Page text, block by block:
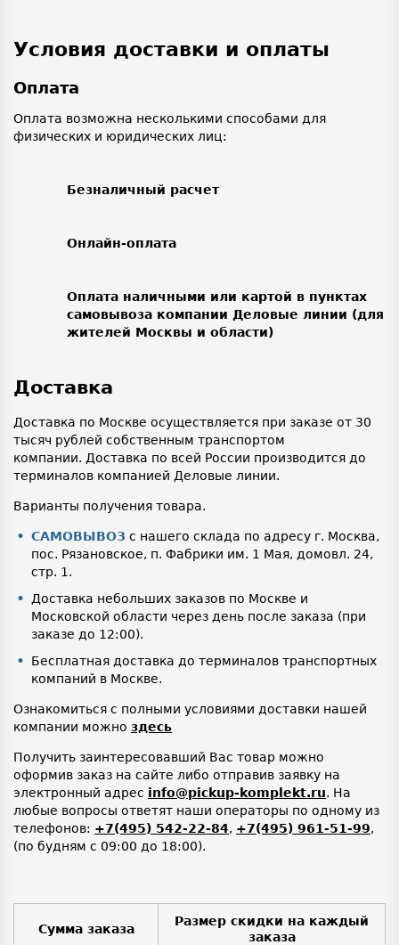
Условия доставки и оплаты
Оплата
Оплата возможна несколькими способами для
физических и юридических лиц:
Безналичный расчет
Онлайн-оплата
Оплата наличными или картой в пунктах
самовывоза компании Деловые линии (для
жителей Москвы и области)
Доставка
Доставка по Москве осуществляется при заказе от 30
тысяч рублей собственным транспортом
компании. Доставка по всей России производится до
терминалов компанией Деловые линии.
Варианты получения товара.
САМОВЫВОЗ с нашего склада по адресу г. Москва,
пос. Рязановское, п. Фабрики им. 1 Мая, домовл. 24,
стр. 1.
Доставка небольших заказов по Москве и
Московской области через день после заказа (при
заказе до 12:00).
Бесплатная доставка до терминалов транспортных
компаний в Москве.
Ознакомиться с полными условиями доставки нашей
компании можно здесь
Получить заинтересовавший Вас товар можно
оформив заказ на сайте либо отправив заявку на
электронный адрес info@pickup-komplekt.ru. На
любые вопросы ответят наши операторы по одному из
телефонов: +7(495) 542-22-84, +7(495) 961-51-99,
(по будням с 09:00 до 18:00).
Сумма заказа
Размер скидки на каждый
заказа